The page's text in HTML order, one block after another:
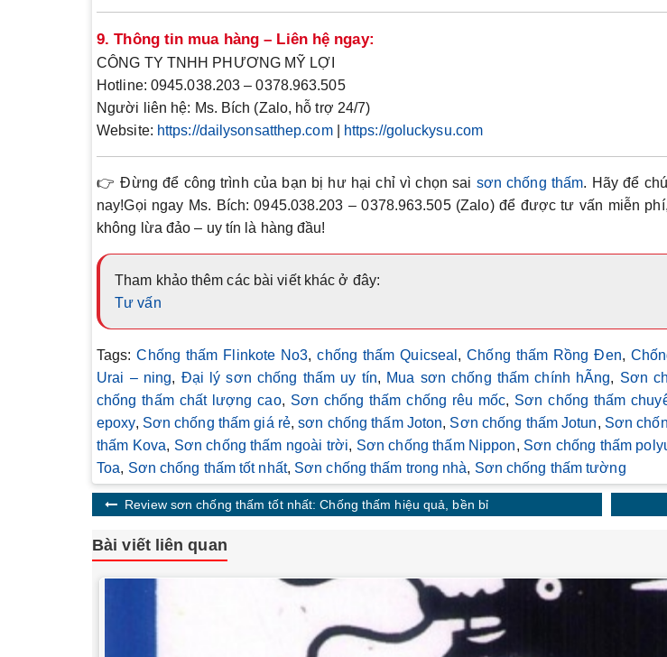
9. Thông tin mua hàng – Liên hệ ngay:
CÔNG TY TNHH PHƯƠNG MỸ LỢI
Hotline: 0945.038.203 – 0378.963.505
Người liên hệ: Ms. Bích (Zalo, hỗ trợ 24/7)
Website: https://dailysonsatthep.com| https://goluckysu.com
👉 Đừng để công trình của bạn bị hư hại chỉ vì chọn sai sơn chống thấm. Hãy để
nay!Gọi ngay Ms. Bích: 0945.038.203 – 0378.963.505 (Zalo)để đượctư vấn miễn
không lừa đảo – uy tín là hàng đầu!
Tham khảo thêm các bài viết khác ở đây:
Tư vấn
Tags: Chống thấm Flinkote No3,chống thấm Quicseal ,Chống thấm Rồng Đen,
Urai – ning, Đại lý sơn chống thấm uy tín, Mua sơn chống thấm chính hÃng, Sơn
chống thấm chất lượng cao, Sơn chống thấm chống rêu mốc, Sơn chống thấm
epoxy, Sơn chống thấm giá rẻ,sơn chống thấm Joton, Sơn chống thấm Jotun, Sơn
thấm Kova, Sơn chống thấm ngoài trời, Sơn chống thấm Nippon, Sơn chống thấm
Toa, Sơn chống thấm tốt nhất, Sơn chống thấm trong nhà, Sơn chống thấm tường
Review sơn chống thấm tốt nhất: Chống thấm hiệu quả, bền bỉ
Bài viết liên quan